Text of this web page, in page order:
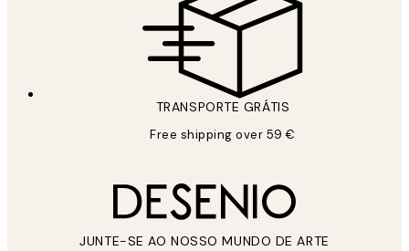
TRANSPORTE GRÁTIS
Free shipping over 59 €
JUNTE-SE AO NOSSO MUNDO DE ARTE